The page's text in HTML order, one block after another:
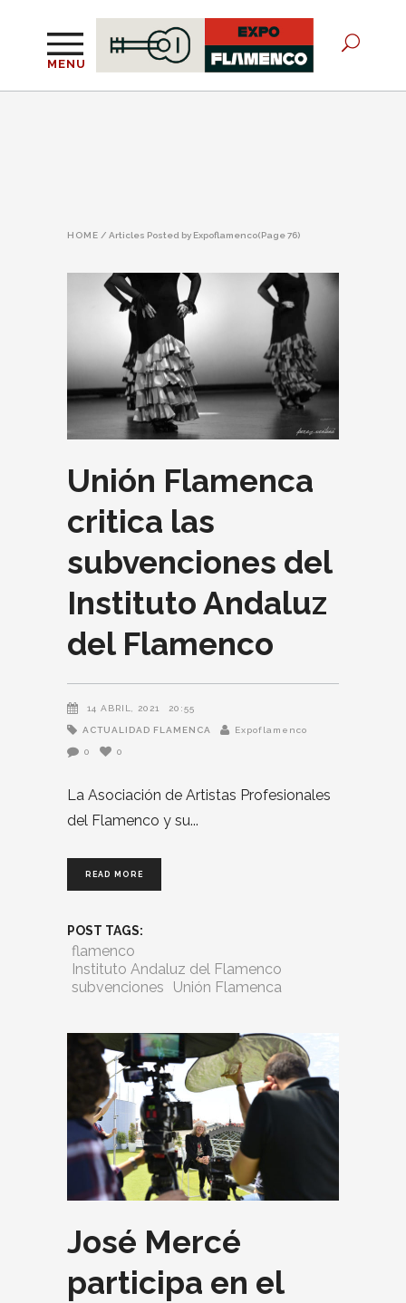
MENU
HOME / Articles Posted by Expoflamenco(Page 76)
Unión Flamenca
critica las
subvenciones del
Instituto Andaluz
del Flamenco
14 ABRIL, 2021 20:55
ACTUALIDAD FLAMENCA Expoflamenco
0 0
La Asociación de Artistas Profesionales
del Flamenco y su
READ MORE
POST TAGS:
flamenco
Instituto Andaluz del Flamenco
subvenciones
Unión Flamenca
José Mercé
participa en el